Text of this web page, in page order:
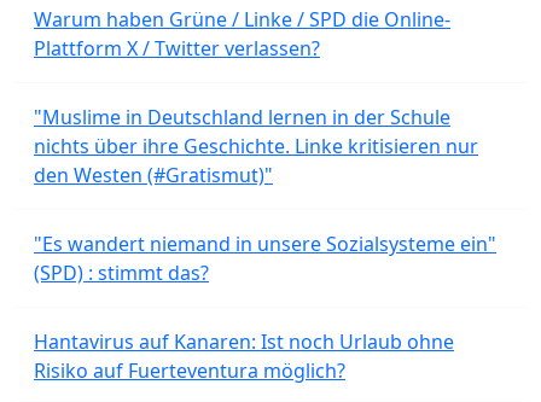
Warum haben Grüne / Linke / SPD die Online-
Plattform X / Twitter verlassen?
"Muslime in Deutschland lernen in der Schule
nichts über ihre Geschichte. Linke kritisieren nur
den Westen (#Gratismut)"
"Es wandert niemand in unsere Sozialsysteme ein"
(SPD) : stimmt das?
Hantavirus auf Kanaren: Ist noch Urlaub ohne
Risiko auf Fuerteventura möglich?